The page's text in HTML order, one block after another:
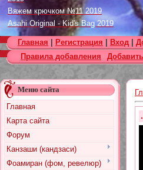
Вяжем крючком №11 2019
Asahi Original - Kid's Bag 2019
Цветок. Спецвыпуск №4 2019
Designs in Machine Embroidery
№116 2019
Burda Örgü dergisi №2 2019
Loopy Mango Knitting: 34
Fashionable Pieces You Can
Make in a Day
Craft Stamper - January 2020
Главная
Регистрация Вход
Правила добавления
Меню сайта
Главная
Карта сайта
Форум
Канзаши (кандзаси)
Фоамиран (фом, ревелюр)